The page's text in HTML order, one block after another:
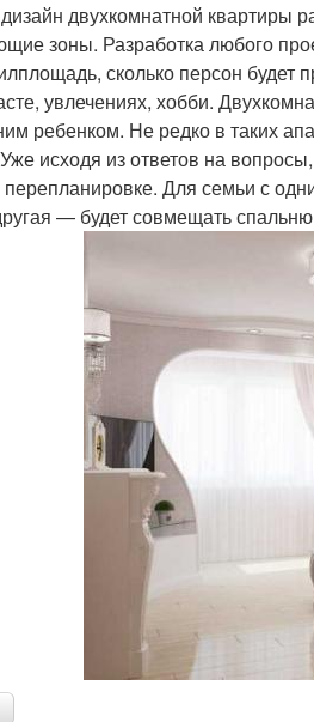
двухкомнатной квартиры
зоны. Разработка любого
сколько персон
увлечениях, хобби.
ребенком. Не редко в таких
исходя из ответов на
Для семьи с
— будет совмещать